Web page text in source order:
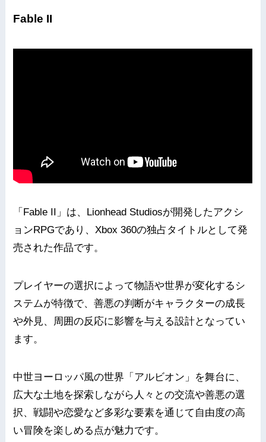
Fable II
「Fable II」は、Lionhead Studiosが開発したアクシ
ョンRPGであり、Xbox 360の独占タイトルとして発
売された作品です。
プレイヤーの選択によって物語や世界が変化するシ
ステムが特徴で、善悪の判断がキャラクターの成長
や外見、周囲の反応に影響を与える設計となってい
ます。
中世ヨーロッパ風の世界「アルビオン」を舞台に、
広大な土地を探索しながら人々との交流や善悪の選
択、戦闘や恋愛など多彩な要素を通じて自由度の高
い冒険を楽しめる点が魅力です。